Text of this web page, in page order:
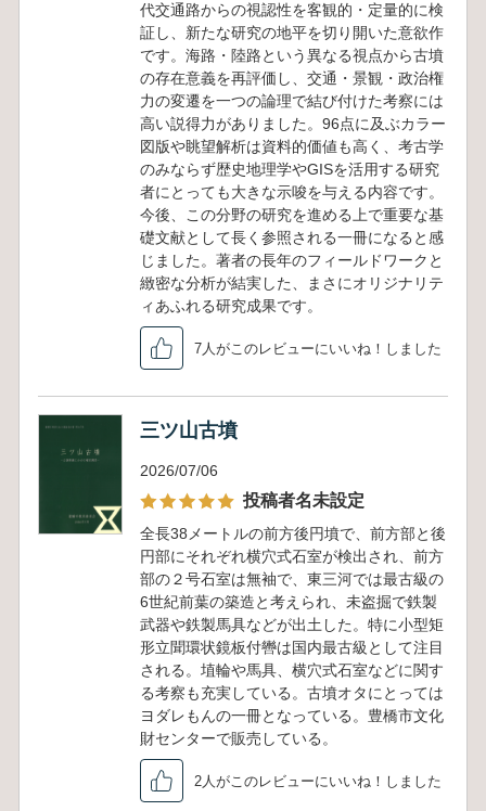
代交通路からの視認性を客観的・定量的に検
証し、新たな研究の地平を切り開いた意欲作
です。海路・陸路という異なる視点から古墳
の存在意義を再評価し、交通・景観・政治権
力の変遷を一つの論理で結び付けた考察には
高い説得力がありました。96点に及ぶカラー
図版や眺望解析は資料的価値も高く、考古学
のみならず歴史地理学やGISを活用する研究
者にとっても大きな示唆を与える内容です。
今後、この分野の研究を進める上で重要な基
礎文献として長く参照される一冊になると感
じました。著者の長年のフィールドワークと
緻密な分析が結実した、まさにオリジナリテ
ィあふれる研究成果です。
7人がこのレビューにいいね！しました
三ツ山古墳
2026/07/06
投稿者名未設定
全長38メートルの前方後円墳で、前方部と後
円部にそれぞれ横穴式石室が検出され、前方
部の２号石室は無袖で、東三河では最古級の
6世紀前葉の築造と考えられ、未盗掘で鉄製
武器や鉄製馬具などが出土した。特に小型矩
形立聞環状鏡板付轡は国内最古級として注目
される。埴輪や馬具、横穴式石室などに関す
る考察も充実している。古墳オタにとっては
ヨダレもんの一冊となっている。豊橋市文化
財センターで販売している。
2人がこのレビューにいいね！しました